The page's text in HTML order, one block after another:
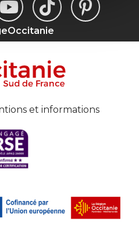
et informations